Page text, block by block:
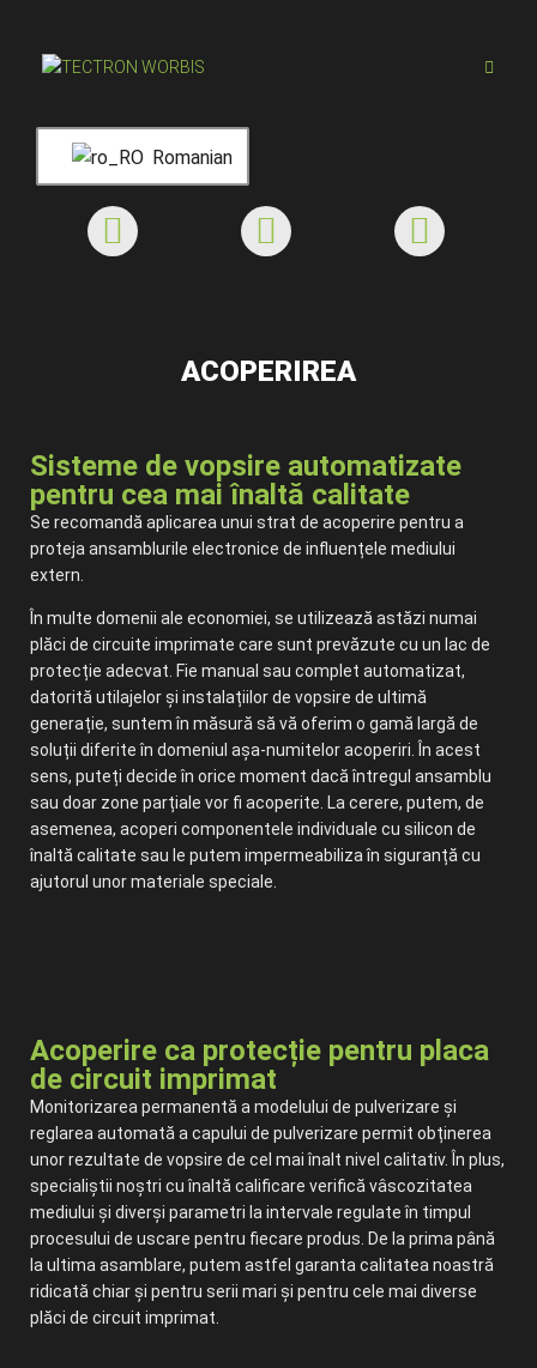
Romanian
ACOPERIREA
Sisteme de vopsire automatizate
pentru cea mai înaltă calitate
Se recomandă aplicarea unui strat de acoperire pentru a
proteja ansamblurile electronice de influențele mediului
extern.
În multe domenii ale economiei, se utilizează astăzi numai
plăci de circuite imprimate care sunt prevăzute cu un lac de
protecție adecvat. Fie manual sau complet automatizat,
datorită utilajelor și instalațiilor de vopsire de ultimă
generație, suntem în măsură să vă oferim o gamă largă de
soluții diferite în domeniul așa-numitelor acoperiri. În acest
sens, puteți decide în orice moment dacă întregul ansamblu
sau doar zone parțiale vor fi acoperite. La cerere, putem, de
asemenea, acoperi componentele individuale cu silicon de
înaltă calitate sau le putem impermeabiliza în siguranță cu
ajutorul unor materiale speciale.
Acoperire ca protecție pentru placa
de circuit imprimat
Monitorizarea permanentă a modelului de pulverizare și
reglarea automată a capului de pulverizare permit obținerea
unor rezultate de vopsire de cel mai înalt nivel calitativ. În plus,
specialiștii noștri cu înaltă calificare verifică vâscozitatea
mediului și diverși parametri la intervale regulate în timpul
procesului de uscare pentru fiecare produs. De la prima până
la ultima asamblare, putem astfel garanta calitatea noastră
ridicată chiar și pentru serii mari și pentru cele mai diverse
plăci de circuit imprimat.